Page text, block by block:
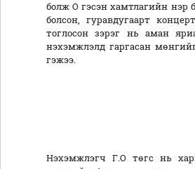
болж О гэсэн хамтлагийн нэр
болсон, гуравдугаарт
тоглосон зэрэг нь аман
нэхэмжлэлд гаргасан
гэжээ.
Нэхэмжлэгч Г.О төгс нь